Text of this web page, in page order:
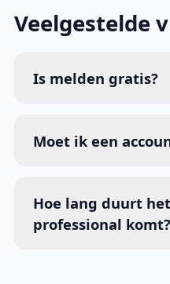
Veelgestelde
Is melden gratis?
Moet ik een
Hoe lang duurt
professional komt?